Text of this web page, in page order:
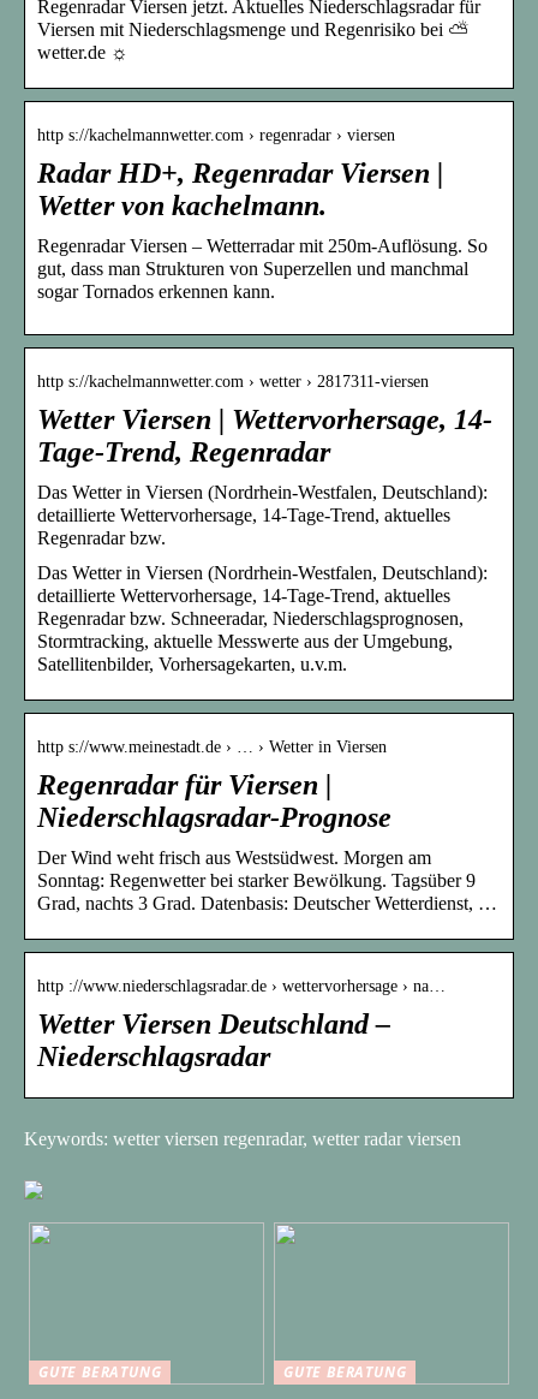
Regenradar Viersen jetzt. Aktuelles Niederschlagsradar für
Viersen mit Niederschlagsmenge und Regenrisiko bei ⛅
wetter.de ☼
http s://kachelmannwetter.com › regenradar › viersen
Radar HD+, Regenradar Viersen |
Wetter von kachelmann.
Regenradar Viersen – Wetterradar mit 250m-Auflösung. So
gut, dass man Strukturen von Superzellen und manchmal
sogar Tornados erkennen kann.
http s://kachelmannwetter.com › wetter › 2817311-viersen
Wetter Viersen | Wettervorhersage, 14-
Tage-Trend, Regenradar
Das Wetter in Viersen (Nordrhein-Westfalen, Deutschland):
detaillierte Wettervorhersage, 14-Tage-Trend, aktuelles
Regenradar bzw.
Das Wetter in Viersen (Nordrhein-Westfalen, Deutschland):
detaillierte Wettervorhersage, 14-Tage-Trend, aktuelles
Regenradar bzw. Schneeradar, Niederschlagsprognosen,
Stormtracking, aktuelle Messwerte aus der Umgebung,
Satellitenbilder, Vorhersagekarten, u.v.m.
http s://www.meinestadt.de › … › Wetter in Viersen
Regenradar für Viersen |
Niederschlagsradar-Prognose
Der Wind weht frisch aus Westsüdwest. Morgen am
Sonntag: Regenwetter bei starker Bewölkung. Tagsüber 9
Grad, nachts 3 Grad. Datenbasis: Deutscher Wetterdienst, …
http ://www.niederschlagsradar.de › wettervorhersage › na…
Wetter Viersen Deutschland –
Niederschlagsradar
Keywords: wetter viersen regenradar, wetter radar viersen
GUTE BERATUNG
GUTE BERATUNG